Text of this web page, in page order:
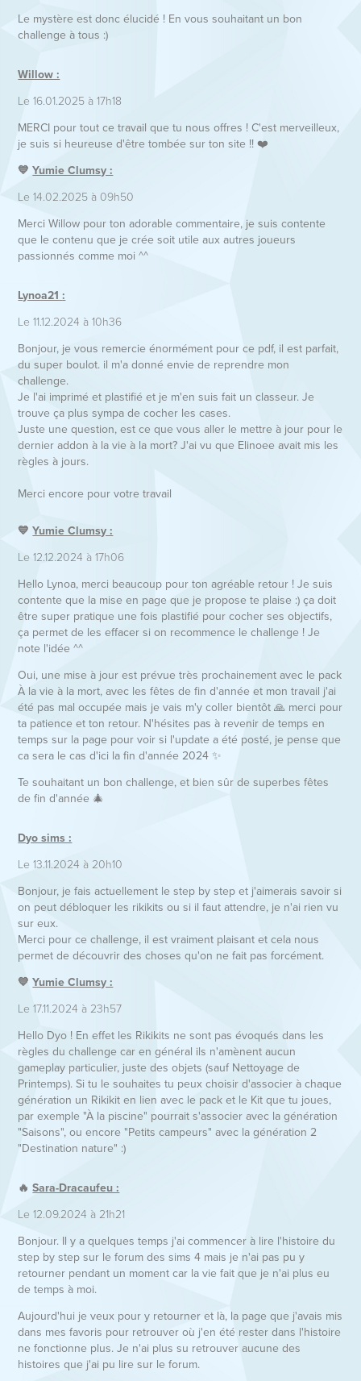
Le mystère est donc élucidé ! En vous souhaitant un bon
challenge à tous :)​​​​​​​
Willow :
Le 16.01.2025 à 17h18
MERCI pour tout ce travail que tu nous offres ! C'est merveilleux,
je suis si heureuse d'être tombée sur ton site !! ​​​​​​❤️
💙Yumie Clumsy :
Le 14.02.2025 à 09h50
Merci Willow pour ton adorable commentaire, je suis contente
que le contenu que je crée soit utile aux autres joueurs
passionnés comme moi ^^
Lynoa21 :
Le 11.12.2024 à 10h36
Bonjour, je vous remercie énormément pour ce pdf, il est parfait,
du super boulot. il m'a donné envie de reprendre mon
challenge.
Je l'ai imprimé et plastifié et je m'en suis fait un classeur. Je
trouve ça plus sympa de cocher les cases.
Juste une question, est ce que vous aller le mettre à jour pour le
dernier addon à la vie à la mort? J'ai vu que Elinoee avait mis les
règles à jours.
Merci encore pour votre travail
💙Yumie Clumsy :
Le 12.12.2024 à 17h06
Hello Lynoa, merci beaucoup pour ton agréable retour ! Je suis
contente que la mise en page que je propose te plaise :) ça doit
être super pratique une fois plastifié pour cocher ses objectifs,
ça permet de les effacer si on recommence le challenge ! Je
note l'idée ^^
Oui, une mise à jour est prévue très prochainement avec le pack
À la vie à la mort, avec les fêtes de fin d'année et mon travail j'ai
été pas mal occupée mais je vais m'y coller bientôt 🙏 merci pour
ta patience et ton retour. N'hésites pas à revenir de temps en
temps sur la page pour voir si l'update a été posté, je pense que
ca sera le cas d'ici la fin d'année 2024 ✨
Te souhaitant un bon challenge, et bien sûr de superbes fêtes
de fin d'année 🎄
Dyo sims :
Le 13.11.2024 à 20h10
Bonjour, je fais actuellement le step by step et j'aimerais savoir si
on peut débloquer les rikikits ou si il faut attendre, je n'ai rien vu
sur eux.
Merci pour ce challenge, il est vraiment plaisant et cela nous
permet de découvrir des choses qu'on ne fait pas forcément.
💙Yumie Clumsy :
Le 17.11.2024 à 23h57
Hello Dyo ! En effet les Rikikits ne sont pas évoqués dans les
règles du challenge car en général ils n'amènent aucun
gameplay particulier, juste des objets (sauf Nettoyage de
Printemps). Si tu le souhaites tu peux choisir d'associer à chaque
génération un Rikikit en lien avec le pack et le Kit que tu joues,
par exemple "À la piscine" pourrait s'associer avec la génération
"Saisons", ou encore "Petits campeurs" avec la génération 2
"Destination nature" :)
🔥Sara-Dracaufeu :
Le 12.09.2024 à 21h21
Bonjour. Il y a quelques temps j'ai commencer à lire l'histoire du
step by step sur le forum des sims 4 mais je n'ai pas pu y
retourner pendant un moment car la vie fait que je n'ai plus eu
de temps à moi.
Aujourd'hui je veux pour y retourner et là, la page que j'avais mis
dans mes favoris pour retrouver où j'en été rester dans l'histoire
ne fonctionne plus. Je n'ai plus su retrouver aucune des
histoires que j'ai pu lire sur le forum.